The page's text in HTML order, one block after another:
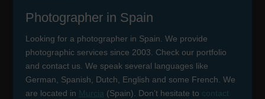
Photographer in Spain
Looking for a photographer in Spain. We provide
photographic services since 2003. Check our portfolio
and contact us. We speak several languages like
German, Spanish, Dutch, English and some French. We
are located in Murcia (Spain). Don’t hesitate to contact